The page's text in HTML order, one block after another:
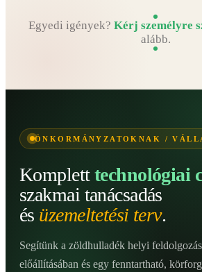
Egyedi igények? Kérj személyre
alább.
ÖNKORMÁNYZATOKNAK /
Kompletttechnológiai
szakmai tanácsadás
és üzemeltetési terv.
Segítünk a zöldhulladék helyi
előállításában és egy fenntartható,